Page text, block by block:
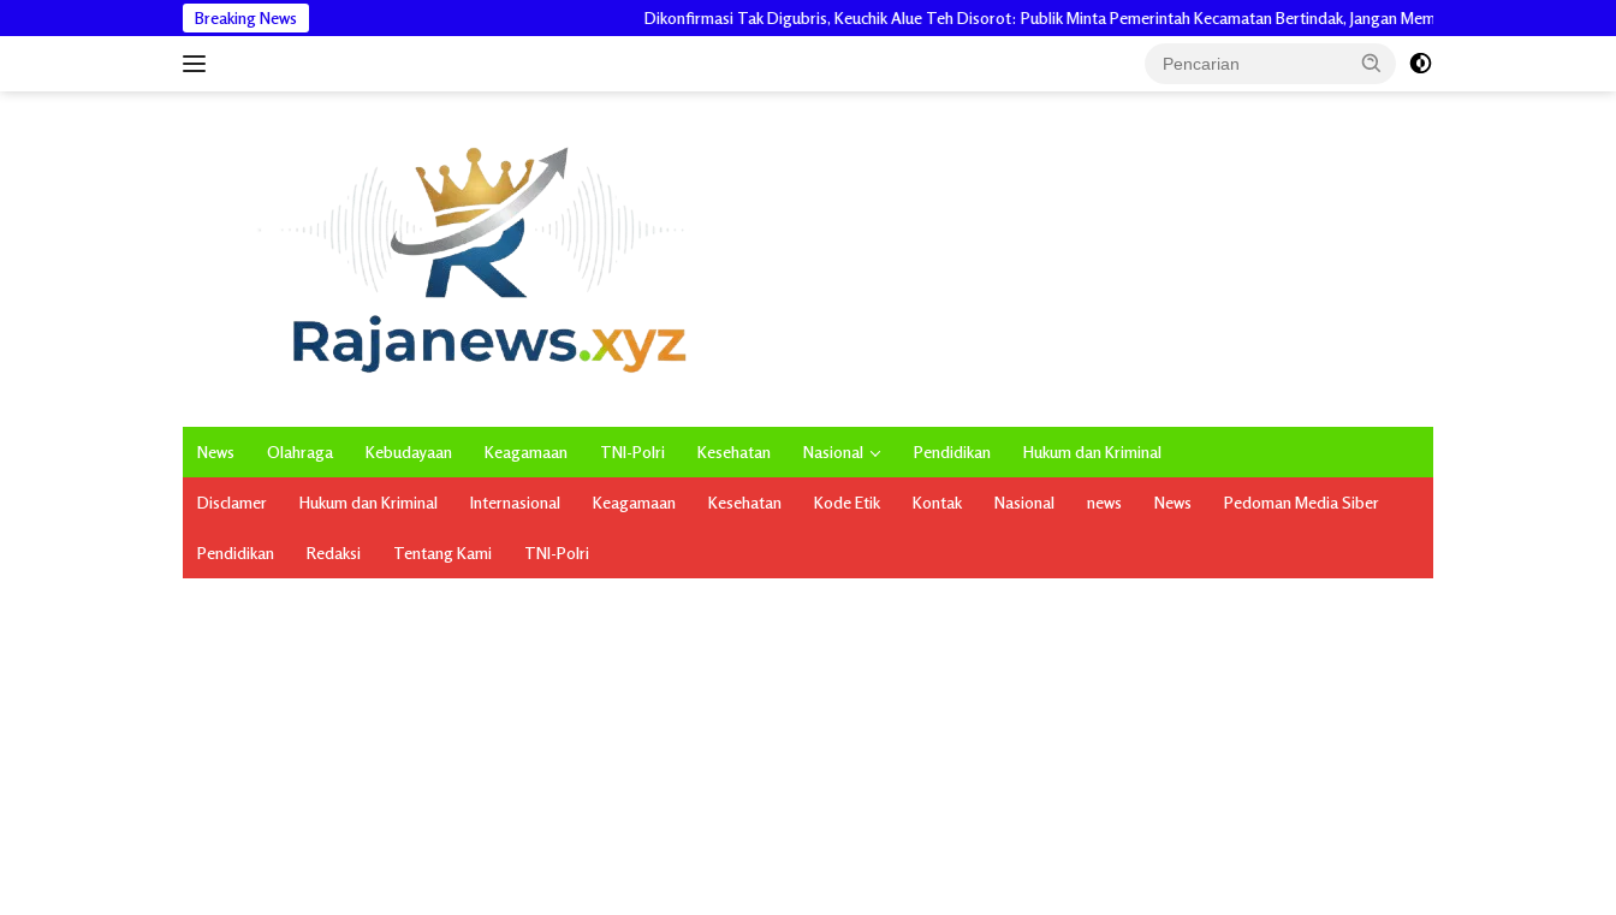
ke
Breaking News Dikonfirmasi Tak Digubris, Keuchik Alue Teh Disorot: Publik Minta Pemerintah Kecamatan Bertindak, Jangan Memicu Polemik Baru.
News Olahraga Kebudayaan Keagamaan TNI-Polri Kesehatan Nasional Pendidikan Hukum dan Kriminal
Disclamer Hukum dan Kriminal Internasional Keagamaan Kesehatan Kode Etik Kontak Nasional news News Pedoman Media Siber
Pendidikan Redaksi Tentang Kami TNI-Polri